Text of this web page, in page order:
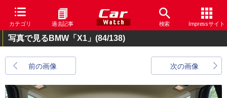
カテゴリ 過去記事 検索 Impressサイト
写真で見るBMW「X1」 (84/138)
前の画像 次の画像